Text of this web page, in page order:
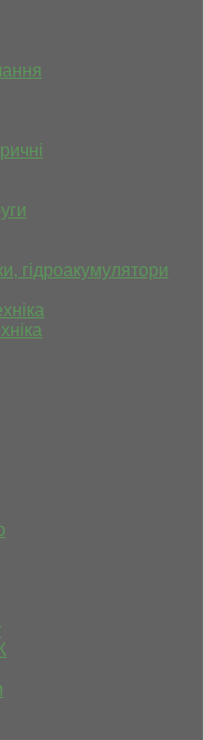
гідроакумулятори